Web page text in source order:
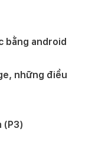
bằng android
những điều
(P3)